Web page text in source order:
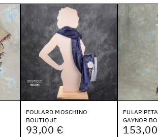
FOULARD MOSCHINO
BOUTIQUE
93,00 €
FULAR
GAYNOR